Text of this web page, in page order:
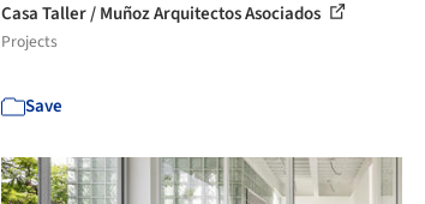
Casa Taller / Muñoz Arquitectos Asociados
Projects
Save